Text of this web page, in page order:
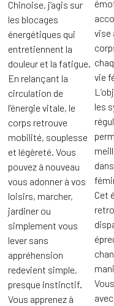
Chinoise, j’agis sur
les blocages
énergétiques qui
entretiennent la
douleur et la fatigue.
En relançant la
circulation de
l’énergie vitale, le
corps retrouve
mobilité, souplesse
et légèreté. Vous
pouvez à nouveau
vous adonner à vos
loisirs, marcher,
jardiner ou
simplement vous
lever sans
appréhension
redevient simple,
presque instinctif.
Vous apprenez à
vise
vie
les
Cet